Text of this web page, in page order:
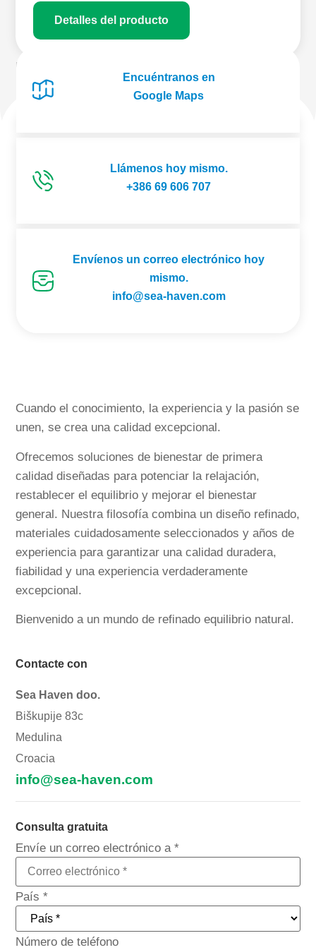
Detalles del producto
Cargar más productos
Encuéntranos en
Google Maps
Llámenos hoy mismo.
+386 69 606 707
Envíenos un correo electrónico hoy
mismo.
info@sea-haven.com
Cuando el conocimiento, la experiencia y la pasión se
unen, se crea una calidad excepcional.
Ofrecemos soluciones de bienestar de primera
calidad diseñadas para potenciar la relajación,
restablecer el equilibrio y mejorar el bienestar
general. Nuestra filosofía combina un diseño refinado,
materiales cuidadosamente seleccionados y años de
experiencia para garantizar una calidad duradera,
fiabilidad y una experiencia verdaderamente
excepcional.
Bienvenido a un mundo de refinado equilibrio natural.
Contacte con
Sea Haven doo.
Biškupije 83c
Medulina
Croacia
info@sea-haven.com
Consulta gratuita
Envíe un correo electrónico a*
Número
Teléfono
País
País*
Número de teléfono